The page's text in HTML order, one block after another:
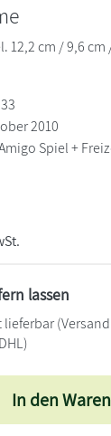
12,2 cm / 9,6
2010
Spiel +
lassen
lieferbar
In den